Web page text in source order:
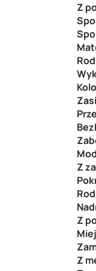
Z
Z
Z
Z